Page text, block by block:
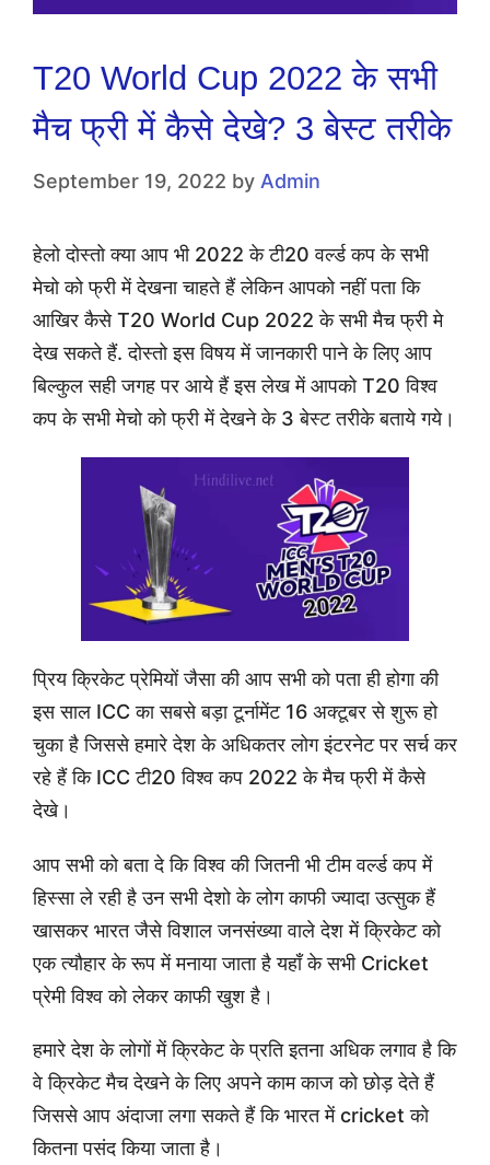
T20 World Cup 2022 के सभी
मैच फ्री में कैसे देखे? 3 बेस्ट तरीके
September 19, 2022 by Admin
हेलो दोस्तो क्या आप भी 2022 के टी20 वर्ल्ड कप के सभी
मेचो को फ्री में देखना चाहते हैं लेकिन आपको नहीं पता कि
आखिर कैसे T20 World Cup 2022 के सभी मैच फ्री मे
देख सकते हैं. दोस्तो इस विषय में जानकारी पाने के लिए आप
बिल्कुल सही जगह पर आये हैं इस लेख में आपको T20 विश्व
कप के सभी मेचो को फ्री में देखने के 3 बेस्ट तरीके बताये गये।
प्रिय क्रिकेट प्रेमियों जैसा की आप सभी को पता ही होगा की
इस साल ICC का सबसे बड़ा टूर्नामेंट 16 अक्टूबर से शुरू हो
चुका है जिससे हमारे देश के अधिकतर लोग इंटरनेट पर सर्च कर
रहे हैं कि ICC टी20 विश्व कप 2022 के मैच फ्री में कैसे
देखे।
आप सभी को बता दे कि विश्व की जितनी भी टीम वर्ल्ड कप में
हिस्सा ले रही है उन सभी देशो के लोग काफी ज्यादा उत्सुक हैं
खासकर भारत जैसे विशाल जनसंख्या वाले देश में क्रिकेट को
एक त्यौहार के रूप में मनाया जाता है यहाँ के सभी Cricket
प्रेमी विश्व को लेकर काफी खुश है।
हमारे देश के लोगों में क्रिकेट के प्रति इतना अधिक लगाव है कि
वे क्रिकेट मैच देखने के लिए अपने काम काज को छोड़ देते हैं
जिससे आप अंदाजा लगा सकते हैं कि भारत में cricket को
कितना पसंद किया जाता है।